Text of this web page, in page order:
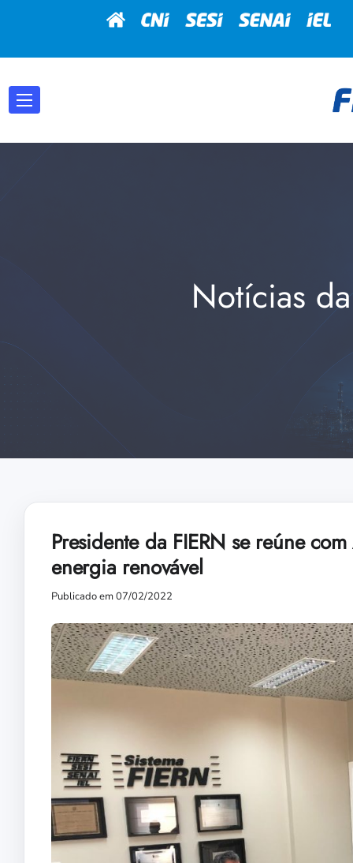
Notícias
Presidente da FIERN se reúne
energia renovável
Publicado em 07/02/2022